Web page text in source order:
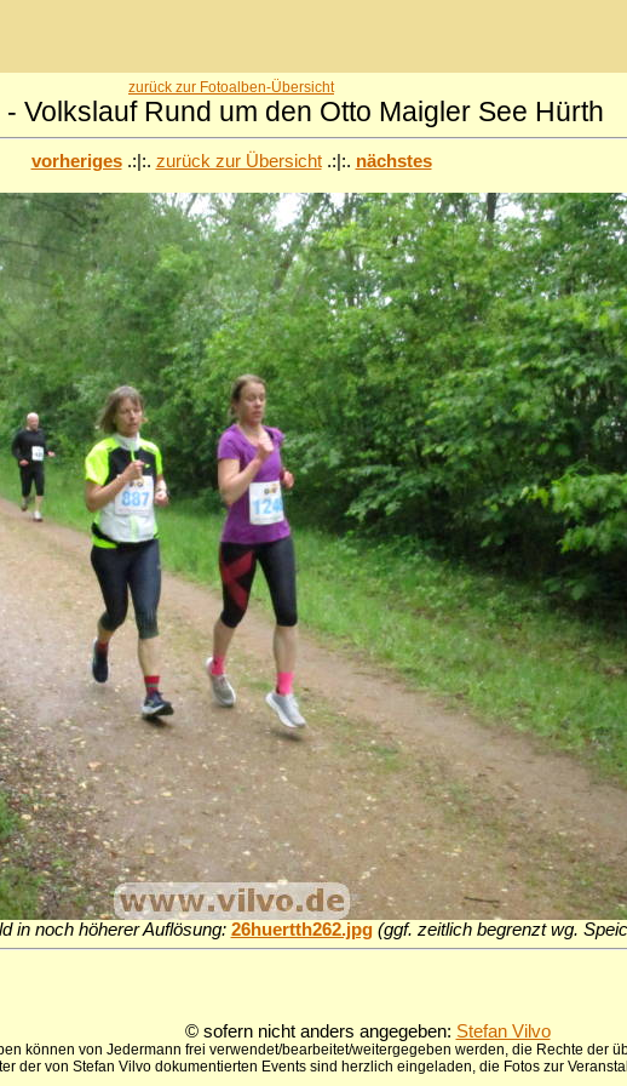
zurück zur Fotoalben-Übersicht
Volkslauf Rund um den Otto Maigler See Hürth
vorheriges.:|:. zurück zur Übersicht.:|:. nächstes
in noch höherer Auflösung: 26huertth262.jpg (ggf. zeitlich begrenzt wg.
© sofern nicht anders angegeben: Stefan Vilvo
können von Jedermann frei verwendet/bearbeitet/weitergegeben werden, die Rechte der
der von Stefan Vilvo dokumentierten Events sind herzlich eingeladen, die Fotos zur